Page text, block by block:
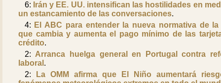
6: Irán y EE. UU. intensifican las hostilidades en
un estancamiento de las conversaciones.
4: El ABC para entender la nueva normativa de la
que cambia y aumenta el pago mínimo de las
crédito.
2: Arranca huelga general en Portugal contra
laboral .
2:
La OMM afirma que El Niño aumentará